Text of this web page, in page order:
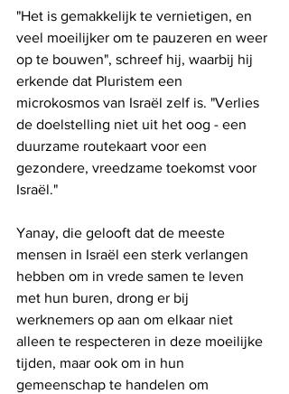
"Het is gemakkelijk te vernietigen, en
veel moeilijker om te pauzeren en weer
op te bouwen", schreef hij, waarbij hij
erkende dat Pluristem een ​​
microkosmos van Israël zelf is. "Verlies
de doelstelling niet uit het oog - een
duurzame routekaart voor een
gezondere, vreedzame toekomst voor
Israël."
Yanay, die gelooft dat de meeste
mensen in Israël een sterk verlangen
hebben om in vrede samen te leven
met hun buren, drong er bij
werknemers op aan om elkaar niet
alleen te respecteren in deze moeilijke
tijden, maar ook om in hun
gemeenschap te handelen om